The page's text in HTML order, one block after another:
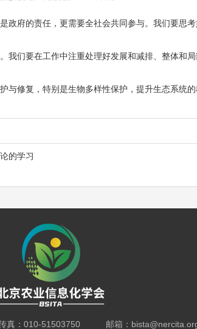
政府的责任，更需要全社会共同参与。我们要思
我们要在工作中注重处理好发展和减排、整体和
与修复，特别是生物多样性保护，提升生态系统
的学习
：010-51503750 邮箱：